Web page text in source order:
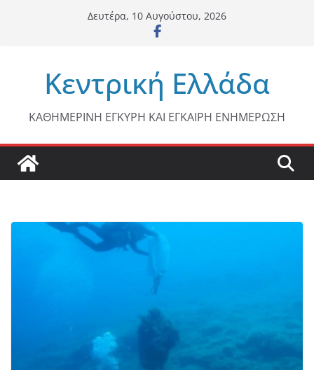
Δευτέρα, 10 Αυγούστου, 2026
Κεντρική Ελλάδα
ΚΑΘΗΜΕΡΙΝΗ ΕΓΚΥΡΗ ΚΑΙ ΕΓΚΑΙΡΗ ΕΝΗΜΕΡΩΣΗ